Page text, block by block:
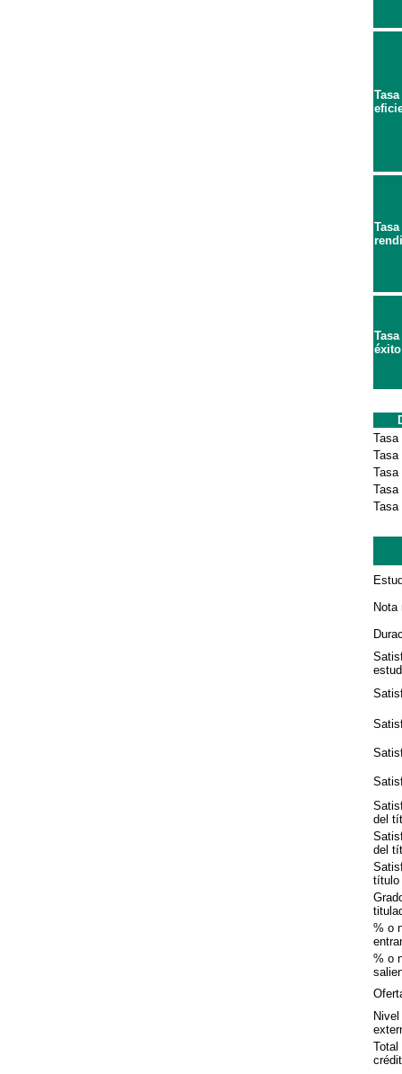
éxito
Tasa
Tasa
Tasa
Tasa
Tasa
Nota
del
del
título
% o
% o
Total